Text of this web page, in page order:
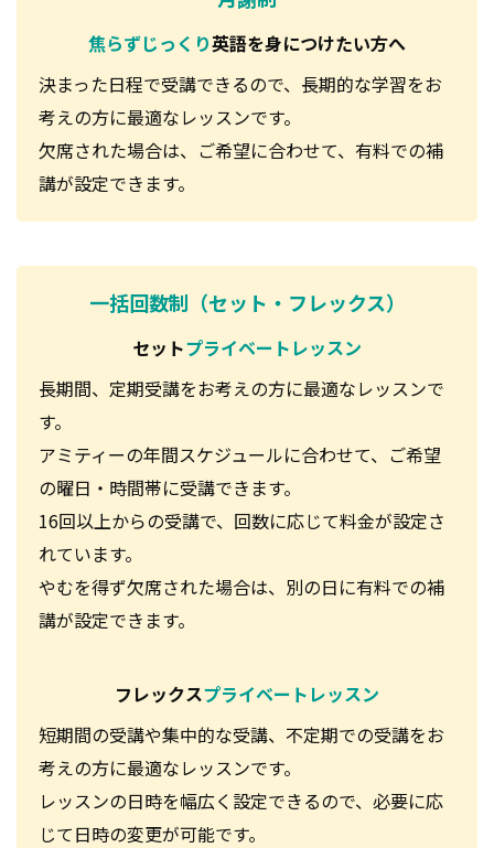
焦らずじっくり英語を身につけたい方へ
決まった日程で受講できるので、長期的な学習をお
考えの方に最適なレッスンです。
欠席された場合は、ご希望に合わせて、有料での補
講が設定できます。
一括回数制（セット・フレックス）
セットプライベートレッスン
長期間、定期受講をお考えの方に最適なレッスンで
す。
アミティーの年間スケジュールに合わせて、ご希望
の曜日・時間帯に受講できます。
16回以上からの受講で、回数に応じて料金が設定さ
れています。
やむを得ず欠席された場合は、別の日に有料での補
講が設定できます。
フレックスプライベートレッスン
短期間の受講や集中的な受講、不定期での受講をお
考えの方に最適なレッスンです。
レッスンの日時を幅広く設定できるので、必要に応
じて日時の変更が可能です。